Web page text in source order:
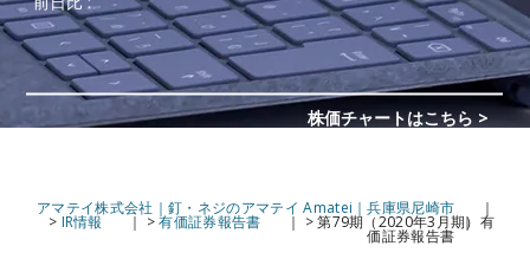
アマテイ株式会社｜釘・ネジのアマテイ Amatei｜兵庫県尼崎市
> IR情報 >有価証券報告書 >第79期（2020年3月期）有
価証券報告書